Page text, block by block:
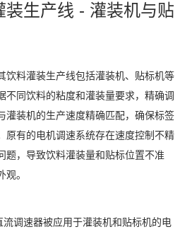
装生产线 - 灌装机与贴
饮料灌装生产线包括灌装机、贴标机等
不同饮料的粘度和灌装量要求，精确调
灌装机的生产速度精确匹配，确保标签
原有的电机调速系统存在速度控制不精
题，导致饮料灌装量和贴标位置不准
。
调速器被应用于灌装机和贴标机的电